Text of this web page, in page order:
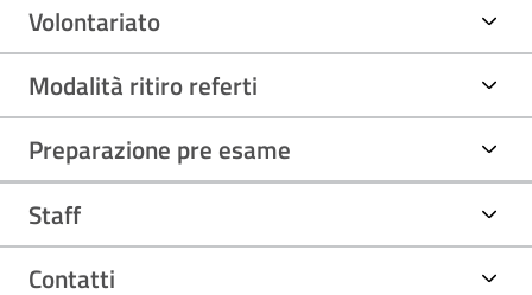
Volontariato
Modalità ritiro referti
Preparazione pre esame
Staff
Contatti